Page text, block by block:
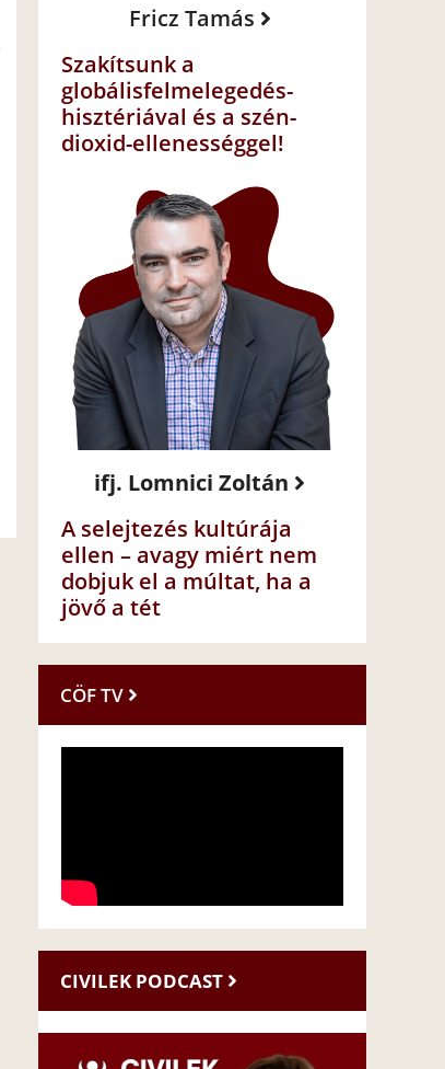
Fricz Tamás
Szakítsunk a
globálisfelmelegedés-
hisztériával és a szén-
dioxid-ellenességgel!
ifj. Lomnici Zoltán
A selejtezés kultúrája
ellen – avagy miért nem
dobjuk el a múltat, ha a
jövő a tét
CÖF TV
CIVILEK PODCAST